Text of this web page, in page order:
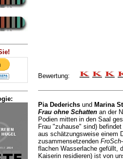
Bewertung:
Pia Dederichsund Marina
Frau ohne Schattenan der
Podien mitten in den Saal
Frau "zuhause" sind)
aus schätzungsweise einem
zusammensetzenden FroSch
flachen Wasserlache gefüllt,
Kaiserin residieren) ist von